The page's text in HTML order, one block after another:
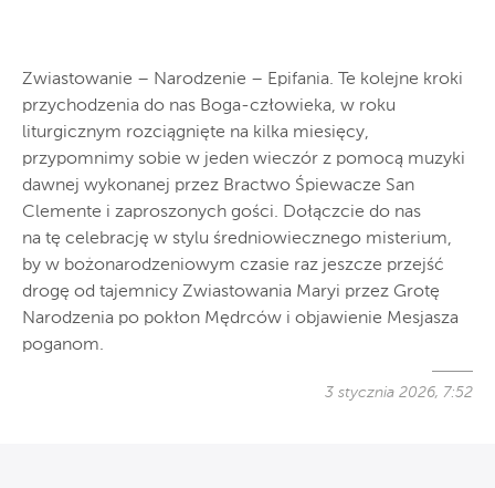
Zwiastowanie – Narodzenie – Epifania. Te kolejne kroki
przychodzenia do nas Boga-człowieka, w roku
liturgicznym rozciągnięte na kilka miesięcy,
przypomnimy sobie w jeden wieczór z pomocą muzyki
dawnej wykonanej przez Bractwo Śpiewacze San
Clemente i zaproszonych gości. Dołączcie do nas
na tę celebrację w stylu średniowiecznego misterium,
by w bożonarodzeniowym czasie raz jeszcze przejść
drogę od tajemnicy Zwiastowania Maryi przez Grotę
Narodzenia po pokłon Mędrców i objawienie Mesjasza
poganom.
3 stycznia 2026, 7:52